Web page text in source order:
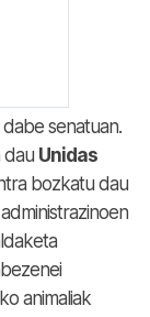
senatuan.
dau Unidas
bozkatu dau
animaliak